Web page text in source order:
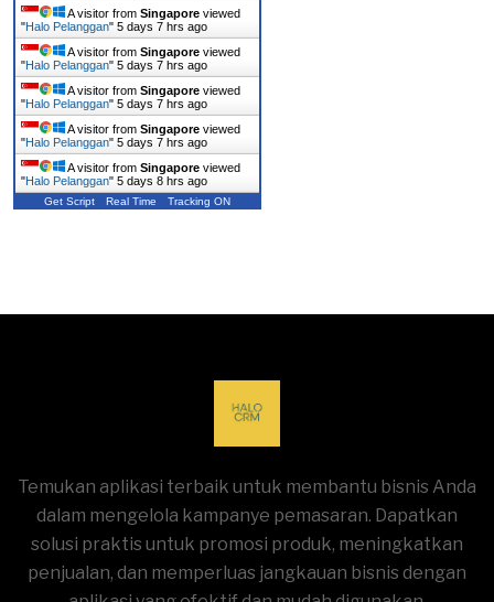
sukses menggunakan WA
komunikasi bisnis.
A visitor from Singapore viewed
"Halo Pelanggan" 5 days 7 hrs ago
A visitor from Singapore viewed
"Halo Pelanggan" 5 days 7 hrs ago
A visitor from Singapore viewed
"Halo Pelanggan" 5 days 7 hrs ago
A visitor from Singapore viewed
"Halo Pelanggan" 5 days 7 hrs ago
A visitor from Singapore viewed
"Halo Pelanggan" 5 days 8 hrs ago
Get Script Real Time Tracking ON
Temukan aplikasi terbaik untuk membantu bisnis Anda
dalam mengelola kampanye pemasaran. Dapatkan
solusi praktis untuk promosi produk, meningkatkan
penjualan, dan memperluas jangkauan bisnis dengan